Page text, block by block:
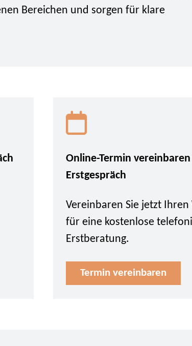
Bereichen und sorgen für klare
Online-Termin
Erstgespräch
Vereinbaren Sie jetzt
für eine kostenlose
Erstberatung.
Termin vereinbaren